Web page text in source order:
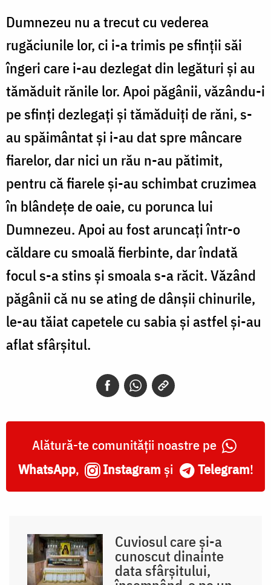
Dumnezeu nu a trecut cu vederea
rugăciunile lor, ci i-a trimis pe sfinții săi
îngeri care i-au dezlegat din legături și au
tămăduit rănile lor. Apoi păgânii, văzându-i
pe sfinți dezlegați și tămăduiți de răni, s-
au spăimântat și i-au dat spre mâncare
fiarelor, dar nici un rău n-au pătimit,
pentru că fiarele și-au schimbat cruzimea
în blândețe de oaie, cu porunca lui
Dumnezeu. Apoi au fost aruncați într-o
căldare cu smoală fierbinte, dar îndată
focul s-a stins și smoala s-a răcit. Văzând
păgânii că nu se ating de dânșii chinurile,
le-au tăiat capetele cu sabia și astfel și-au
aflat sfârșitul.
Alătură-te comunității noastre pe
WhatsApp, Instagram și Telegram!
Cuviosul care și-a
cunoscut dinainte
data sfârșitului,